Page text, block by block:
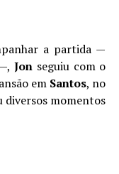
a partida —
Jonseguiu com o
em Santos, no
diversos momentos